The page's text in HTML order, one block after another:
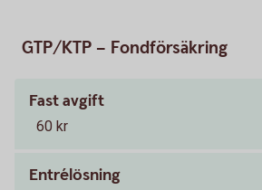
GTP/KTP – Fondförsäkring
Fast avgift
60 kr
Entrélösning